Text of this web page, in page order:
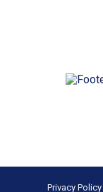
Privacy Policy